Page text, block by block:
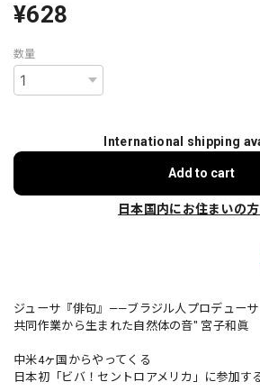
¥628
数量
International shipping
Add to cart
日本国内にお住まいの
ジューサ『俳句』——ブラジル人プロデューサ
共同作業から生まれた自然体の音" 宮子和眞
中米4ヶ国からやってくる
日本初「ビバ！セントロアメリカ」に参加す